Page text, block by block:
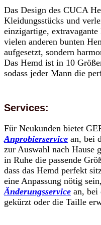
Das Design des CUCA
Kleidungsstücks und
einzigartige,
vielen anderen bunten
aufgesetzt, sondern
Das Hemd ist in 10
sodass jeder Mann die
Services:
Für Neukunden bietet
Anprobierservice an, bei
zur Auswahl nach Hause
in Ruhe die passende
dass das Hemd perfekt
eine Anpassung nötig
Änderungsservice an, bei
gekürzt oder die Taille